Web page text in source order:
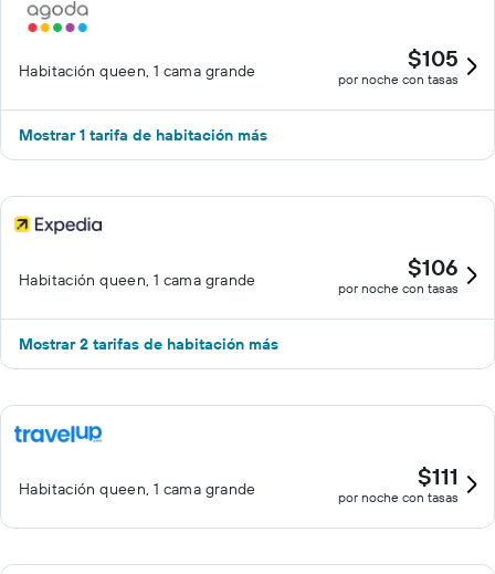
Habitación queen, 1 cama grande $105
por noche con tasas
Mostrar 1 tarifa de habitación más
Habitación queen, 1 cama grande $106
por noche con tasas
Mostrar 2 tarifas de habitación más
Habitación queen, 1 cama grande $111
por noche con tasas